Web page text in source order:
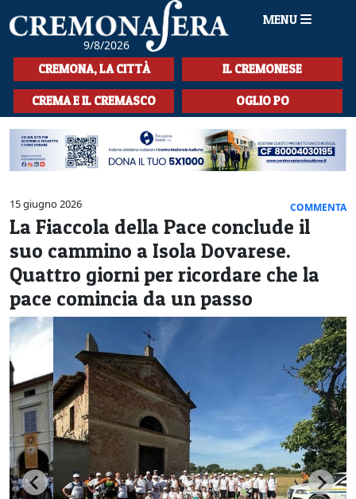
9/8/2026
MENU
HOME
CRONACA
SPORT
LA MUSICA
CULTURA
LA STORIA
SPETTACOLI
L'EDITORIALE
SEZIONI
CERCA
CREMONA, LA CITTÀ IL CREMONESE
CREMA E IL CREMASCO OGLIO PO
15 giugno 2026 COMMENTA
La Fiaccola della Pace conclude il
suo cammino a Isola Dovarese.
Quattro giorni per ricordare che la
pace comincia da un passo